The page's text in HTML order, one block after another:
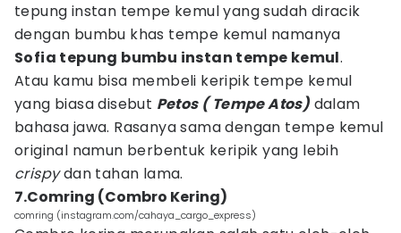
tepung instan tempe kemul yang sudah diracik
dengan bumbu khas tempe kemul namanya
Sofia tepung bumbu instan tempe kemul.
Atau kamu bisa membeli keripik tempe kemul
yang biasa disebut Petos ( Tempe Atos) dalam
bahasa jawa. Rasanya sama dengan tempe kemul
original namun berbentuk keripik yang lebih
crispydan tahan lama.
7.Comring (Combro Kering)
comring (instagram.com/cahaya_cargo_express)